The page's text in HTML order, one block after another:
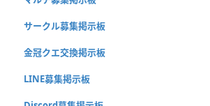
サークル募集掲示板
金冠クエ交換掲示板
LINE募集掲示板